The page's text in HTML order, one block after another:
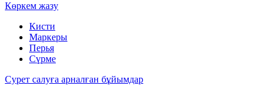
Көркем жазу
Кисти
Маркеры
Перья
Сүрме
Сурет салуға арналған бұйымдар